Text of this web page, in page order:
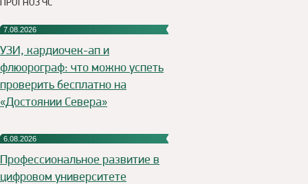
7.08.2026
УЗИ, кардиочек-ап и
флюорограф: что можно успеть
проверить бесплатно на
«Достоянии Севера»
6.08.2026
Профессиональное развитие в
цифровом университете